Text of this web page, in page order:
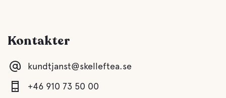
Buffe/frokost
Vand
Kontakter
kundtjanst@skelleftea.se
+46 910 73 50 00